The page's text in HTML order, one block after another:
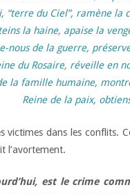
“terre du Ciel”, ramène la
la haine, apaise la
nous de la guerre,
du Rosaire, réveille en
la famille humaine,
Reine de la paix,
victimes dans les conflits.
l’avortement.
est le crime